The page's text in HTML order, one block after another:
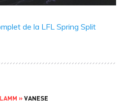
de la LFL Spring Split
»VANESE